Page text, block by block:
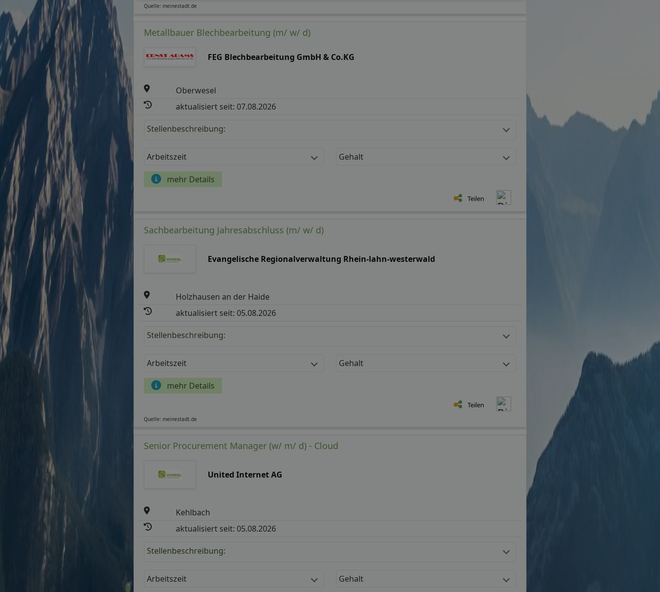
Quelle: meinestadt.de
Metallbauer Blechbearbeitung (m/ w/ d)
FEG Blechbearbeitung GmbH & Co.KG
Oberwesel
aktualisiert seit: 07.08.2026
Stellenbeschreibung:
Arbeitszeit Gehalt
mehr Details
Teilen
Sachbearbeitung Jahresabschluss (m/ w/ d)
Evangelische Regionalverwaltung Rhein-lahn-westerwald
Holzhausen an der Haide
aktualisiert seit: 05.08.2026
Stellenbeschreibung:
Arbeitszeit Gehalt
mehr Details
Teilen
Quelle: meinestadt.de
Senior Procurement Manager (w/ m/ d) - Cloud
United Internet AG
Kehlbach
aktualisiert seit: 05.08.2026
Stellenbeschreibung:
Arbeitszeit Gehalt